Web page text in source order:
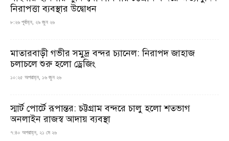
নিরাপত্তা ব্যবস্থার উদ্বোধন
৮:২৬ পূর্বাহ্ন, ২৯ জুন ২৬
মাতারবাড়ী গভীর সমুদ্র বন্দর চ্যানেল: নিরাপদ জাহাজ
চলাচলে শুরু হলো ড্রেজিং
১০:২৫ অপরাহ্ন, ১৬ জুন ২৬
স্মার্ট পোর্টে রূপান্তর: চট্টগ্রাম বন্দরে চালু হলো শতভাগ
অনলাইন রাজস্ব আদায় ব্যবস্থা
৭:৪০ অপরাহ্ন, ২১ মে ২৬